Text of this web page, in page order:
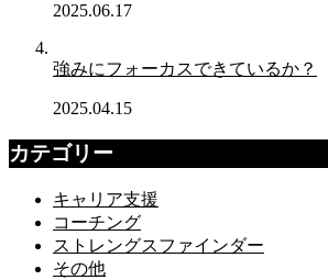
2025.06.17
強みにフォーカスできているか？
2025.04.15
カテゴリー
キャリア支援
コーチング
ストレングスファインダー
その他